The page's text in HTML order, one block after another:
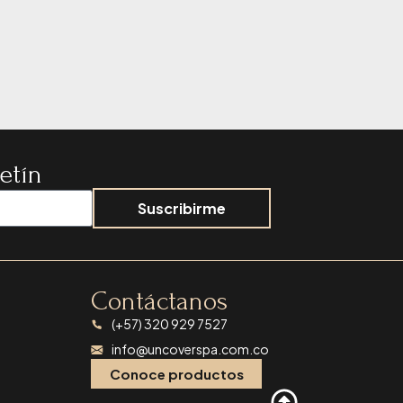
Suscribirme
Contáctanos
(+57) 320 929 7527
info@uncoverspa.com.co
Conoce productos